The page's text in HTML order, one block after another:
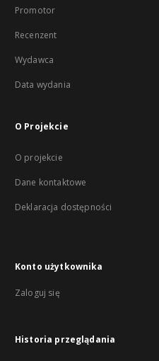
Promotor
Recenzent
Wydawca
Data wydania
O Projekcie
O projekcie
Dane kontaktowe
Deklaracja dostępności
Konto użytkownika
Zaloguj się
Historia przeglądania